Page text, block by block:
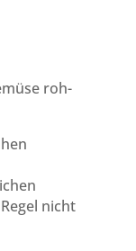
roh-
nicht